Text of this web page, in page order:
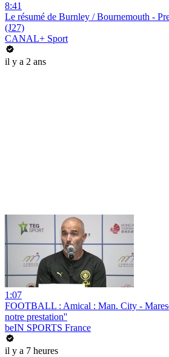
8:41
Le résumé de Burnley / Bournemouth -
(J27)
CANAL+ Sport
il y a 2 ans
1:07
FOOTBALL : Amical : Man. City -
notre prestation''
beIN SPORTS France
il y a 7 heures